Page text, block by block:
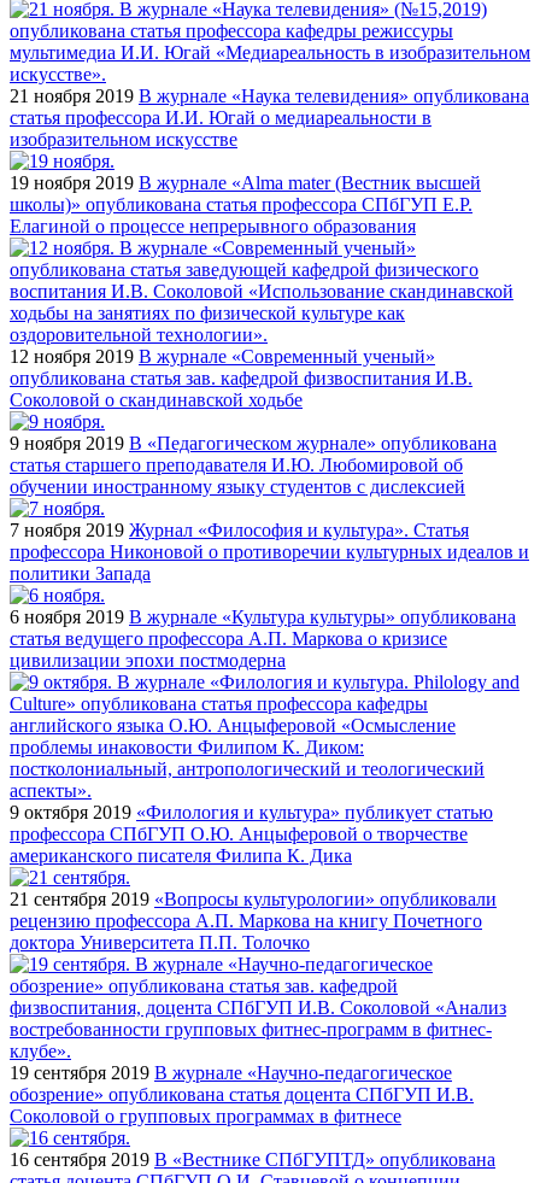
21 ноября 2019 В журнале «Наука телевидения» опубликована
статья профессора И.И. Югай о медиареальности в
изобразительном искусстве
19 ноября 2019 В журнале «Alma mater (Вестник высшей
школы)» опубликована статья профессора СПбГУП Е.Р.
Елагиной о процессе непрерывного образования
12 ноября 2019 В журнале «Современный ученый»
опубликована статья зав. кафедрой физвоспитания И.В.
Соколовой о скандинавской ходьбе
9 ноября 2019 В «Педагогическом журнале» опубликована
статья старшего преподавателя И.Ю. Любомировой об
обучении иностранному языку студентов с дислексией
7 ноября 2019 Журнал «Философия и культура». Статья
профессора Никоновой о противоречии культурных идеалов и
политики Запада
6 ноября 2019 В журнале «Культура культуры» опубликована
статья ведущего профессора А.П. Маркова о кризисе
цивилизации эпохи постмодерна
9 октября 2019 «Филология и культура» публикует статью
профессора СПбГУП О.Ю. Анцыферовой о творчестве
американского писателя Филипа К. Дика
21 сентября 2019 «Вопросы культурологии» опубликовали
рецензию профессора А.П. Маркова на книгу Почетного
доктора Университета П.П. Толочко
19 сентября 2019 В журнале «Научно-педагогическое
обозрение» опубликована статья доцента СПбГУП И.В.
Соколовой о групповых программах в фитнесе
16 сентября 2019 В «Вестнике СПбГУПТД» опубликована